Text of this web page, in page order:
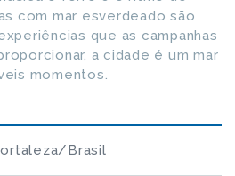
com mar esverdeado são
que as campanhas
a cidade é um mar
momentos.
Brasil